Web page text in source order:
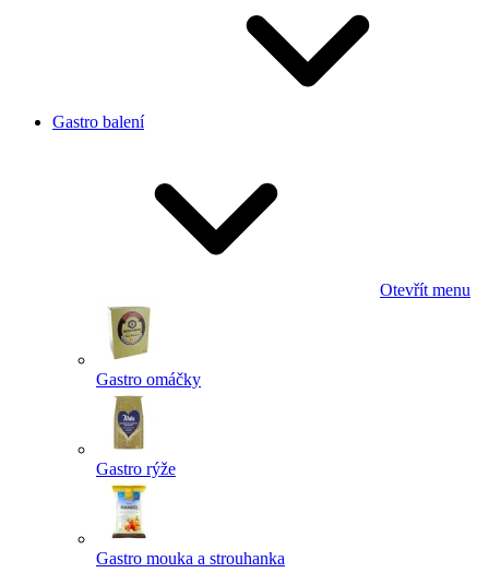
Gastro balení
Otevřít menu
Gastro omáčky
Gastro rýže
Gastro mouka a strouhanka